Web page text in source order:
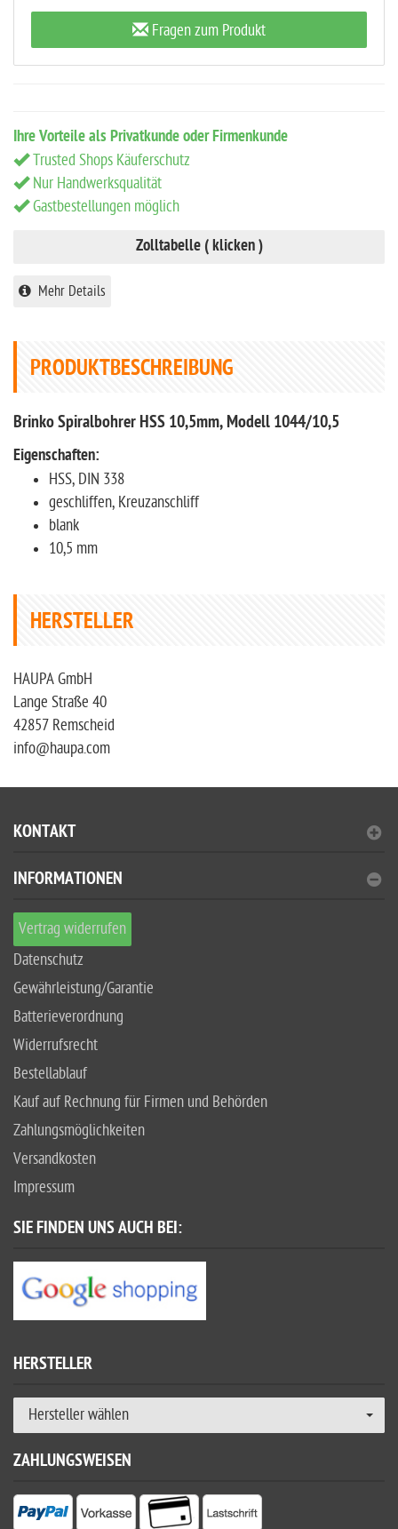
Fragen zum Produkt
Ihre Vorteile als Privatkunde oder Firmenkunde
Trusted Shops Käuferschutz
Nur Handwerksqualität
Gastbestellungen möglich
Zolltabelle ( klicken )
Mehr Details
PRODUKTBESCHREIBUNG
Brinko Spiralbohrer HSS 10,5mm, Modell 1044/10,5
Eigenschaften:
HSS, DIN 338
geschliffen, Kreuzanschliff
blank
10,5 mm
HERSTELLER
HAUPA GmbH
Lange Straße 40
42857 Remscheid
info@haupa.com
KONTAKT
INFORMATIONEN
Vertrag widerrufen
Datenschutz
Gewährleistung/Garantie
Batterieverordnung
Widerrufsrecht
Bestellablauf
Kauf auf Rechnung für Firmen und Behörden
Zahlungsmöglichkeiten
Versandkosten
Impressum
SIE FINDEN UNS AUCH BEI:
HERSTELLER
Hersteller wählen
ZAHLUNGSWEISEN